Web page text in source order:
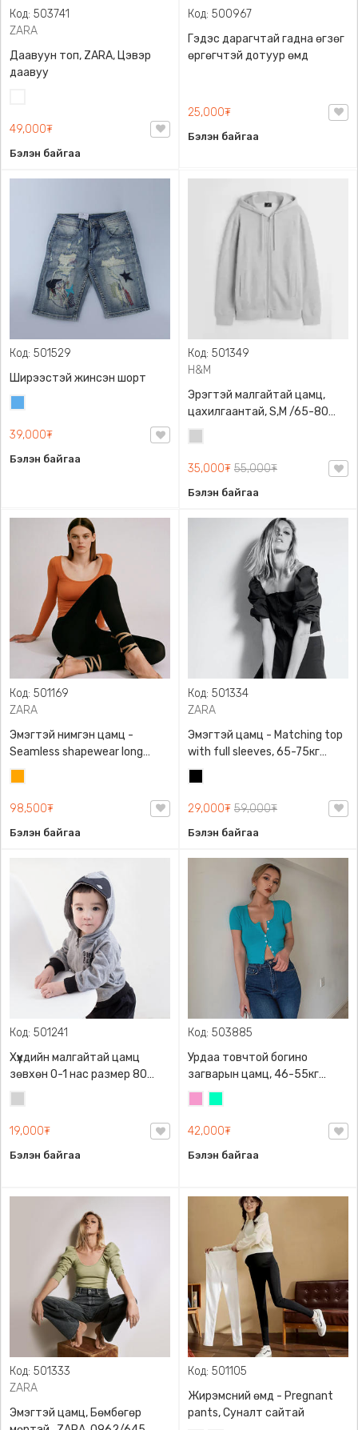
Код: 503741
ZARA
Даавуун топ, ZARA, Цэвэр
даавуу
49,000₮
Бэлэн байгаа
Код: 500967
Гэдэс дарагчтай гадна өгзөг
өргөгчтэй дотуур өмд
25,000₮
Бэлэн байгаа
Код: 501529
Ширээстэй жинсэн шорт
39,000₮
Бэлэн байгаа
Код: 501349
H&M
Эрэгтэй малгайтай цамц,
цахилгаантай, S,M /65-80
кг/, H&M, 0852614006,
Даавуу
35,000₮ 55,000₮
Бэлэн байгаа
Код: 501169
ZARA
Эмэгтэй нимгэн цамц -
Seamless shapewear long
sleeve t-shirt, 40-60кг жинд
таарна, ZARA, 8779/458/615,
Урт ханцуйтай
98,500₮
Бэлэн байгаа
Код: 501334
ZARA
Эмэгтэй цамц - Matching top
with full sleeves, 65-75кг
жинд таарна, ZARA,
0962/642/800, Задгай
энгэртэй, Урт ханцуйтай,
29,000₮ 59,000₮
Бэлэн байгаа
Код: 501241
Хүүхдийн малгайтай цамц
зөвхөн 0-1 нас размер 80
сонголттой
19,000₮
Бэлэн байгаа
Код: 503885
Урдаа товчтой богино
загварын цамц, 46-55кг
жинд таарна
42,000₮
Бэлэн байгаа
Код: 501333
ZARA
Эмэгтэй цамц, Бөмбөгөр
Код: 501105
Жирэмсний өмд - Pregnant
pants, Суналт сайтай